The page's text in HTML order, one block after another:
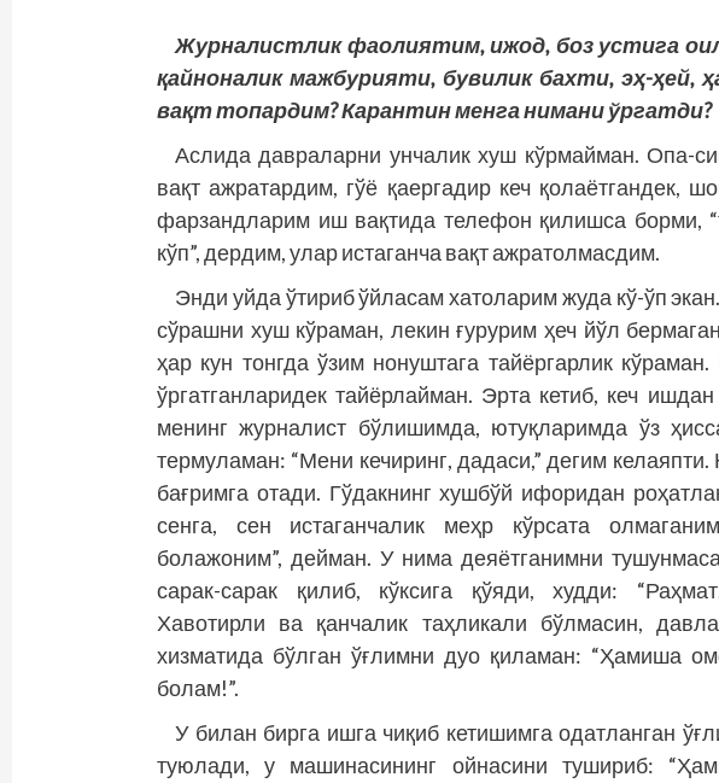
Журналистлик фаолиятим, ижод, боз устига
қайноналик мажбурияти, бувилик бахти, эҳ-ҳей,
вақт топардим?Карантин менга нимани ўргатди?
Аслида давраларни унчалик хуш кўрмайман. Опа-
вақт ажратардим, гўё қаергадир кеч қолаётгандек,
фарзандларим иш вақтида телефон қилишса борми,
кўп”, дердим, улар истаганча вақт ажратолмасдим.
Энди уйда ўтириб ўйласам хатоларим жуда кў-ўп
сўрашни хуш кўраман, лекин ғурурим ҳеч йўл
ҳар кун тонгда ўзим нонуштага тайёргарлик
ўргатганларидек тайёрлайман. Эрта кетиб, кеч
менинг журналист бўлишимда, ютуқларимда ўз
термуламан: “Мени кечиринг, дадаси,” дегим
бағримга отади. Гўдакнинг хушбўй ифоридан
сенга, сен истаганчалик меҳр кўрсата
болажоним”, дейман. У нима деяётганимни
сарак-сарак қилиб, кўксига қўяди, худди:
Хавотирли ва қанчалик таҳликали бўлмасин,
хизматида бўлган ўғлимни дуо қиламан: “Ҳамиша
болам!”.
У билан бирга ишга чиқиб кетишимга одатланган
тую­лади, у машинасининг ойнасини тушириб: